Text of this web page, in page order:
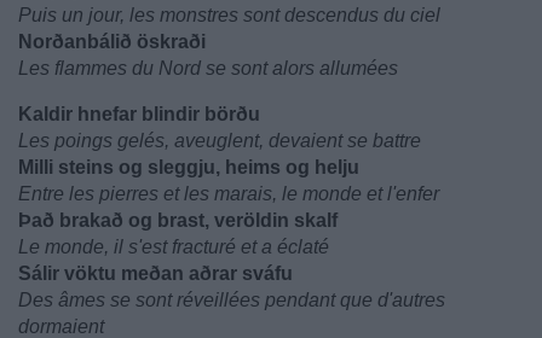
Puis un jour, les monstres sont descendus du ciel
Norðanbálið öskraði
Les flammes du Nord se sont alors allumées
Kaldir hnefar blindir börðu
Les poings gelés, aveuglent, devaient se battre
Milli steins og sleggju, heims og helju
Entre les pierres et les marais, le monde et l'enfer
Það brakað og brast, veröldin skalf
Le monde, il s'est fracturé et a éclaté
Sálir vöktu meðan aðrar sváfu
Des âmes se sont réveillées pendant que d'autres
dormaient